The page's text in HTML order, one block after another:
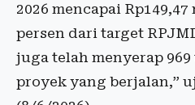
2026 mencapai
persen dari target
juga telah menyerap
proyek yang berjalan,”